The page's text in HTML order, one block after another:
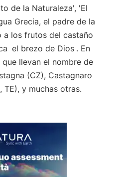
de la Naturaleza', 'El
Grecia, el padre de la
a los frutos del castaño
el brezo de Dios . En
llevan el nombre de
(CZ), Castagnaro
TE), y muchas otras.